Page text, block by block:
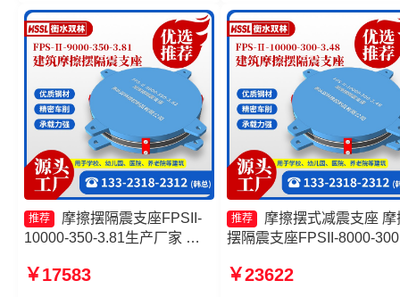
400-4.11
1000-400-4.11源头工厂
推荐
摩擦摆隔震支座FPSII-
10000-350-3.81生产厂家 摩
300-3.48 FPS摩擦摆支座源头
￥17583
推荐
摩擦摆式减震支座 摩
摆隔震支座FPSII-8000-
FPSII-1000-400-4.11厂家
￥23622